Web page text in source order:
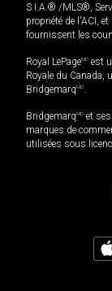
S.I.A.® /MLS®,
propriété de l'ACI,
fournissent les
Royal LePageMD est
Royale du Canada,
BridgemarqMD
BridgemarqMD et
marques de
utilisées sous